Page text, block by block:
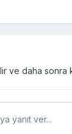
ve daha
yanıt ver...